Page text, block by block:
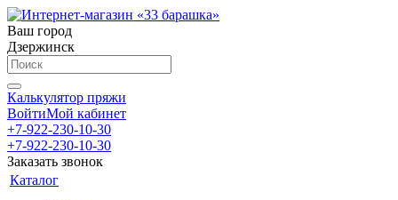
Ваш город
Дзержинск
Калькулятор пряжи
ВойтиМой кабинет
+7-922-230-10-30
+7-922-230-10-30
Заказать звонок
Каталог